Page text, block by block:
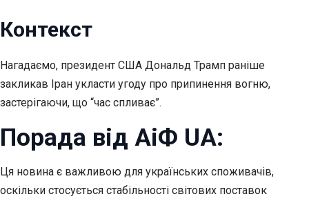
Контекст
Нагадаємо, президент США Дональд Трамп раніше
закликав Іран укласти угоду про припинення вогню,
застерігаючи, що “час спливає”.
Порада від АіФ UA:
Ця новина є важливою для українських споживачів,
оскільки стосується стабільності світових поставок